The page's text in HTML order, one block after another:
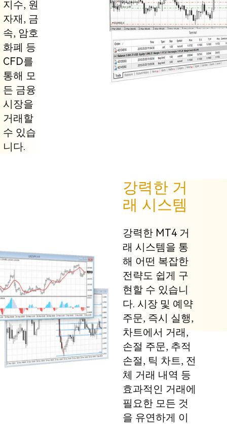
지수, 원
자재, 금
속, 암호
화폐 등
CFD를
통해 모
든 금융
시장을
거래할
수 있습
니다.
강력한 거
래 시스템
강력한 MT4 거
래 시스템을 통
해 어떤 복잡한
전략도 쉽게 구
현할 수 있습니
다. 시장 및 예약
주문, 즉시 실행,
차트에서 거래,
손절 주문, 추적
손절, 틱 차트, 전
체 거래 내역 등
효과적인 거래에
필요한 모든 것
을 유연하게 이